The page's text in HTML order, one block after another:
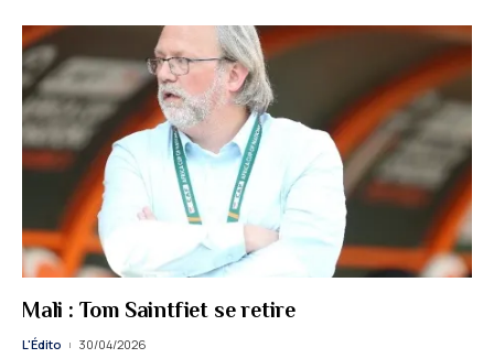
Mali : Tom Saintfiet se retire
L'Édito 30/04/2026